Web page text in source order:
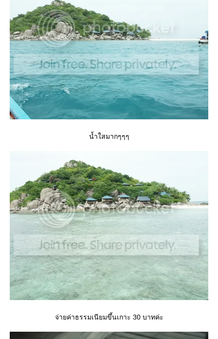
น้ำใสมากๆๆๆ
จ่ายค่าธรรมเนียมขึ้นเกาะ 30 บาทค่ะ